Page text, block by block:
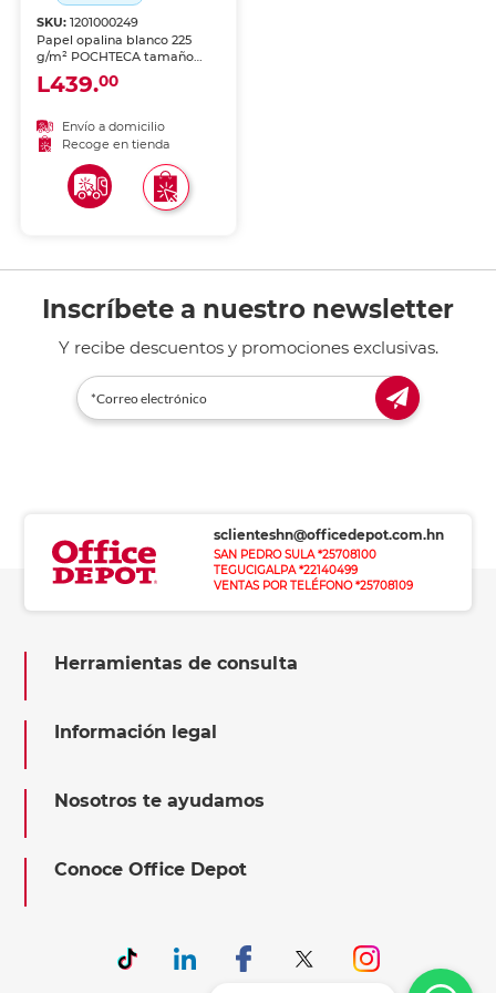
SKU:1201000249
Papel opalina blanco 225
g/m² POCHTECA tamaño
carta, 100 hojas. Extra
gramaje para invitaciones
de presentación de alta
gama. Acabado sedoso
nacarado.
L439.00
Envío a domicilio
Recoge en tienda
Inscríbete a nuestro newsletter
Y recibe descuentos y promociones exclusivas.
sclienteshn@officedepot.com.hn
SAN PEDRO SULA *25708100
TEGUCIGALPA *22140499
VENTAS POR TELÉFONO *25708109
Herramientas de consulta
Información legal
Nosotros te ayudamos
Conoce Office Depot